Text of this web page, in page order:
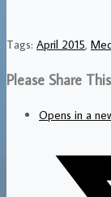
Tags: April 2015,
Please Share This
Opens in a